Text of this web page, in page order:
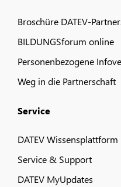
Broschüre DATEV-
BILDUNGSforum online
Personenbezogene
Weg in die Partnerschaft
Service
DATEV Wissensplattform
Service & Support
DATEV MyUpdates